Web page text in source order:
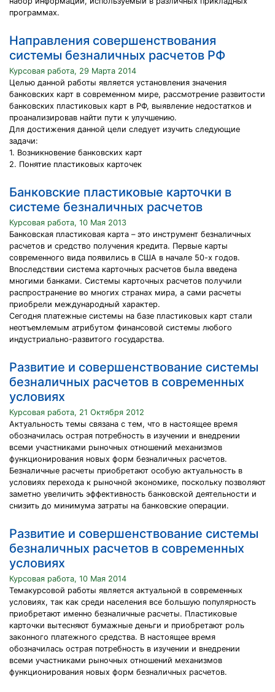
программах.
Направления совершенствования
системы безналичных расчетов РФ
Курсовая работа, 29 Марта 2014
Целью данной работы является установления значения
банковских карт в современном мире, рассмотрение развитости
банковских пластиковых карт в РФ, выявление недостатков и
проанализировав найти пути к улучшению.
Для достижения данной цели следует изучить следующие
задачи:
1. Возникновение банковских карт
2. Понятие пластиковых карточек
Банковские пластиковые карточки в
системе безналичных расчетов
Курсовая работа, 10 Мая 2013
Банковская пластиковая карта – это инструмент безналичных
расчетов и средство получения кредита. Первые карты
современного вида появились в США в начале 50-х годов.
Впоследствии система карточных расчетов была введена
многими банками. Системы карточных расчетов получили
распространение во многих странах мира, а сами расчеты
приобрели международный характер.
Сегодня платежные системы на базе пластиковых карт стали
неотъемлемым атрибутом финансовой системы любого
индустриально-развитого государства.
Развитие и совершенствование системы
безналичных расчетов в современных
условиях
Курсовая работа, 21 Октября 2012
Актуальность темы связана с тем, что в настоящее время
обозначилась острая потребность в изучении и внедрении
всеми участниками рыночных отношений механизмов
функционирования новых форм безналичных расчетов.
Безналичные расчеты приобретают особую актуальность в
условиях перехода к рыночной экономике, поскольку позволяют
заметно увеличить эффективность банковской деятельности и
снизить до минимума затраты на банковские операции.
Развитие и совершенствование системы
безналичных расчетов в современных
условиях
Курсовая работа, 10 Мая 2014
Темакурсовой работы является актуальной в современных
условиях, так как среди населения все большую популярность
приобретают именно безналичные расчеты. Пластиковые
карточки вытесняют бумажные деньги и приобретают роль
законного платежного средства. В настоящее время
обозначилась острая потребность в изучении и внедрении
всеми участниками рыночных отношений механизмов
функционирования новых форм безналичных расчетов.